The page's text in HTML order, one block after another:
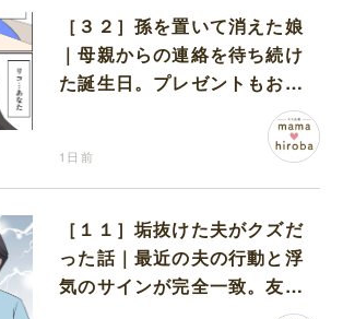
［３２］孫を置いて消えた娘
｜母親からの連絡を待ち続け
た誕生日。プレゼントもお祝
1日前
［１１］垢抜けた夫がクズだ
った話｜最近の夫の行動と浮
気のサインが完全一致。友人